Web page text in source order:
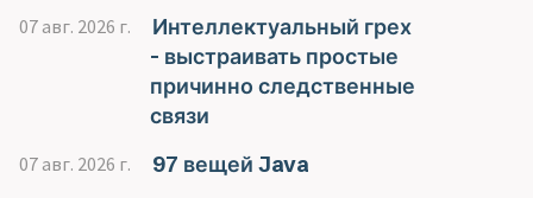
07 авг. 2026 г.
Интеллектуальный грех
- выстраивать простые
причинно следственные
связи
07 авг. 2026 г. 97 вещей Java